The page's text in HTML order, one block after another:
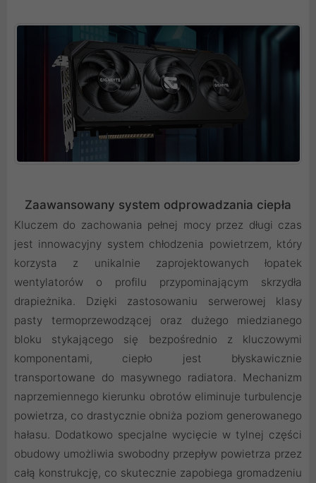
Zaawansowany system odprowadzania ciepła
Kluczem do zachowania pełnej mocy przez długi czas
jest innowacyjny system chłodzenia powietrzem, który
korzysta z unikalnie zaprojektowanych łopatek
wentylatorów o profilu przypominającym skrzydła
drapieżnika. Dzięki zastosowaniu serwerowej klasy
pasty termoprzewodzącej oraz dużego miedzianego
bloku stykającego się bezpośrednio z kluczowymi
komponentami, ciepło jest błyskawicznie
transportowane do masywnego radiatora. Mechanizm
naprzemiennego kierunku obrotów eliminuje turbulencje
powietrza, co drastycznie obniża poziom generowanego
hałasu. Dodatkowo specjalne wycięcie w tylnej części
obudowy umożliwia swobodny przepływ powietrza przez
całą konstrukcję, co skutecznie zapobiega gromadzeniu